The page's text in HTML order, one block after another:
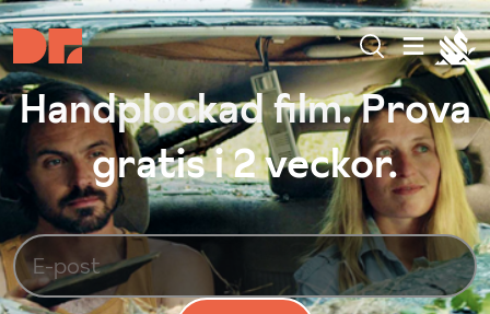
Handplockad film. Prova
gratis i 2 veckor.